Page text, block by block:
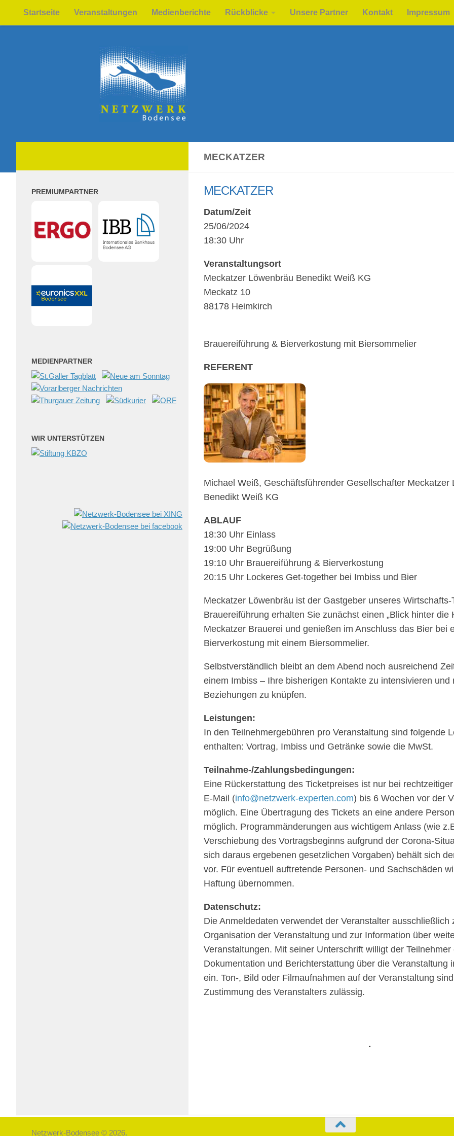
Zum Inhalt springen
Startseite Veranstaltungen Medienberichte Rückblicke Unsere Partner Kontakt Impressum
MECKATZER
MECKATZER
Datum/Zeit
25/06/2024
18:30 Uhr
Veran­stal­tungs­ort
Meckat­zer Löwen­bräu Bene­dikt Weiß KG
Meckatz 10
88178 Heimkirch
Braue­rei­füh­rung & Bier­ver­kos­tung mit Biersommelier
REFERENT
Michael Weiß, Geschäfts­füh­ren­der Gesell­schaf­ter Meckat­zer
Bene­dikt Weiß KG
ABLAUF
18:30 Uhr Einlass
19:00 Uhr Begrüßung
19:10 Uhr Braue­rei­füh­rung & Bierverkostung
20:15 Uhr Locke­res Get-toge­ther bei Imbiss und Bier
Meckat­zer Löwen­bräu ist der Gast­ge­ber unse­res Wirt­schafts-
Braue­rei­füh­rung erhal­ten Sie zunächst einen „Blick hinter die
Meckat­zer Braue­rei und genie­ßen im Anschluss das Bier bei
Bier­ver­kos­tung mit einem Biersommelier.
Selbst­ver­ständ­lich bleibt an dem Abend noch ausrei­chend
einem Imbiss – Ihre bishe­ri­gen Kontakte zu inten­si­vie­ren und
Bezie­hun­gen zu knüpfen.
Leis­tun­gen:
In den Teil­neh­mer­ge­büh­ren pro Veran­stal­tung sind folgende
enthal­ten: Vortrag, Imbiss und Getränke sowie die MwSt.
Teil­nahme-/Zah­lungs­be­din­gun­gen:
Eine Rück­erstat­tung des Ticket­prei­ses ist nur bei
E‑Mail (info@​netzwerk-​experten.​com) bis 6 Wochen vor der
möglich. Eine Über­tra­gung des Tickets an eine andere
möglich. Programm­än­de­run­gen aus wich­ti­gem Anlass (wie
Verschie­bung des Vortrags­be­ginns aufgrund der Corona-
sich daraus erge­be­nen gesetz­li­chen Vorga­ben) behält sich
vor. Für even­tu­ell auftre­tende Perso­nen- und Sach­schä­den
Haftung übernommen.
Daten­schutz:
Die Anmel­de­da­ten ver­wen­det der Ver­an­stal­ter aus­schließ­lich
Orga­ni­sa­ti­on der Ver­an­stal­tung und zur Infor­ma­ti­on über
Ver­an­stal­tun­gen. Mit sei­ner Unter­schrift wil­ligt der Teil­neh­mer
Doku­men­ta­ti­on und Bericht­erstat­tung über die Ver­an­stal­tung
ein. Ton‑, Bild oder Film­auf­nah­men auf der Ver­an­stal­tung
Zustim­mung des Ver­an­stal­ters zulässig.
PREMIUMPARTNER
MEDIENPARTNER
WIR UNTERSTÜTZEN
Netzwerk-Bodensee © 2026.